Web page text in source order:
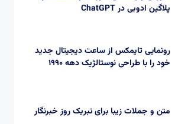
پلاگین ادوبی در ChatGPT
رونمایی تایمکس از ساعت‌ دیجیتال جدید
خود را با طراحی نوستالژیک دهه 1990
متن و جملات زیبا برای تبریک روز خبرنگار